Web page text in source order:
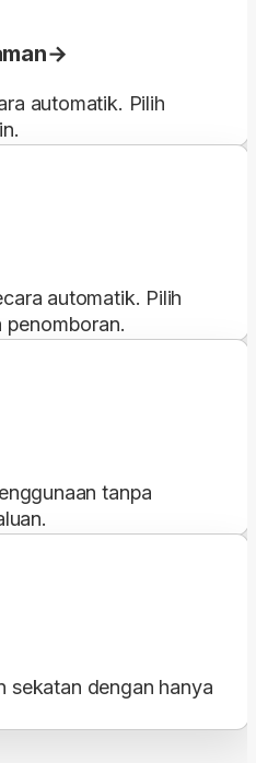
automatik. Pilih
automatik. Pilih
penomboran.
tanpa
sekatan dengan hanya